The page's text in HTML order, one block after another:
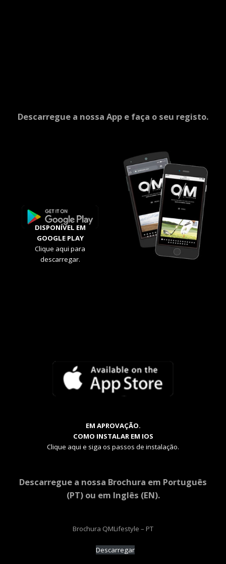
Descarregue a nossa App e faça o seu registo.
DISPONÍVEL EM
GOOGLE PLAY
Clique aqui para
descarregar.
EM APROVAÇÃO.
COMO INSTALAR EM IOS
Clique aqui e siga os passos de instalação.
Descarregue a nossa Brochura em Português
(PT) ou em Inglês (EN).
Brochura QMLifestyle – PT
Descarregar